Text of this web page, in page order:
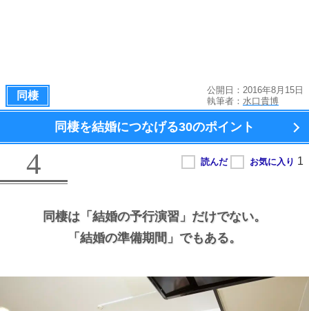
同棲
公開日：2016年8月15日
執筆者： 水口貴博
同棲を結婚につなげる30のポイント
4
同棲は 「結婚の予行演習」だけでない。
「結婚の準備期間」でもある。